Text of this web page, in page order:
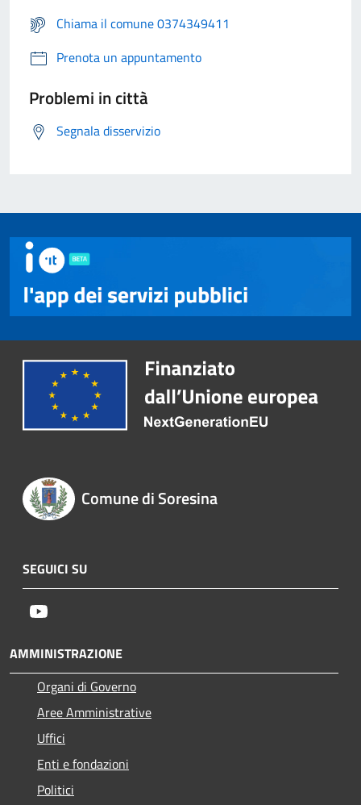
Chiama il comune 0374349411
Prenota un appuntamento
Problemi in città
Segnala disservizio
Comune di Soresina
SEGUICI SU
AMMINISTRAZIONE
Organi di Governo
Aree Amministrative
Uffici
Enti e fondazioni
Politici